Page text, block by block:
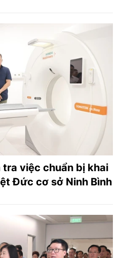
việc chuẩn bị khai
Đức cơ sở Ninh Bình